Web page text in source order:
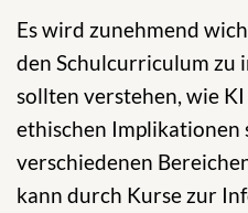
Es wird zunehmend
den Schulcurriculum zu
sollten verstehen, wie
ethischen Implikationen
verschiedenen
kann durch Kurse zur